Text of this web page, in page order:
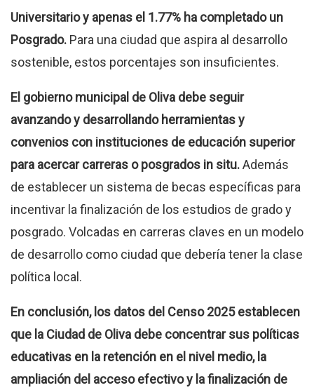
Universitario y apenas el 1.77% ha completado un
Posgrado. Para una ciudad que aspira al desarrollo
sostenible, estos porcentajes son insuficientes.
El gobierno municipal de Oliva debe seguir
avanzando y desarrollando herramientas y
convenios con instituciones de educación superior
para acercar carreras o posgrados in situ.Además
de establecer un sistema de becas específicas para
incentivar la finalización de los estudios de grado y
posgrado. Volcadas en carreras claves en un modelo
de desarrollo como ciudad que debería tener la clase
política local.
En conclusión, los datos del Censo 2025 establecen
que la Ciudad de Oliva debe concentrar sus políticas
educativas en la retención en el nivel medio, la
ampliación del acceso efectivo y la finalización de